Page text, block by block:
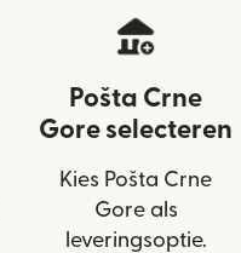
Pošta Crne
Gore selecteren
Kies Pošta Crne
Gore als
leveringsoptie.